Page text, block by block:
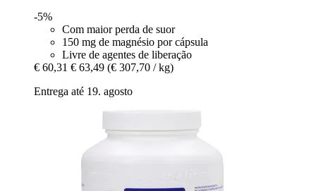
-5%
Com maior perda de suor
150 mg de magnésio por cápsula
Livre de agentes de liberação
€ 60,31 € 63,49 (€ 307,70 / kg)
Entrega até 19. agosto